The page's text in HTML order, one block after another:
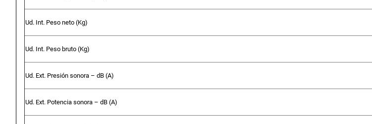
Ud. Int. Peso neto (Kg)
Ud. Int. Peso bruto (Kg)
Ud. Ext. Presión sonora – dB (A)
Ud. Ext. Potencia sonora – dB (A)